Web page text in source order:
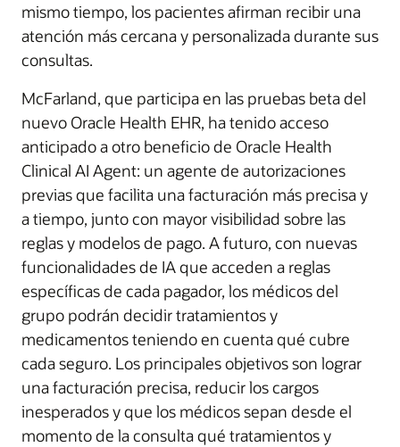
mismo tiempo, los pacientes afirman recibir una
atención más cercana y personalizada durante sus
consultas.
McFarland, que participa en las pruebas beta del
nuevo Oracle Health EHR, ha tenido acceso
anticipado a otro beneficio de Oracle Health
Clinical AI Agent: un agente de autorizaciones
previas que facilita una facturación más precisa y
a tiempo, junto con mayor visibilidad sobre las
reglas y modelos de pago. A futuro, con nuevas
funcionalidades de IA que acceden a reglas
específicas de cada pagador, los médicos del
grupo podrán decidir tratamientos y
medicamentos teniendo en cuenta qué cubre
cada seguro. Los principales objetivos son lograr
una facturación precisa, reducir los cargos
inesperados y que los médicos sepan desde el
momento de la consulta qué tratamientos y